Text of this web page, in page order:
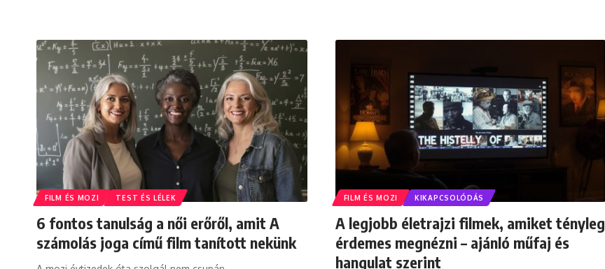
FILM ÉS MOZI TEST ÉS LÉLEK
6 fontos tanulság a női erőről, amit A
számolás joga című film tanított nekünk
FILM ÉS MOZI KIKAPCSOLÓDÁS
A legjobb életrajzi filmek, amiket tényleg
érdemes megnézni – ajánló műfaj és
hangulat szerint